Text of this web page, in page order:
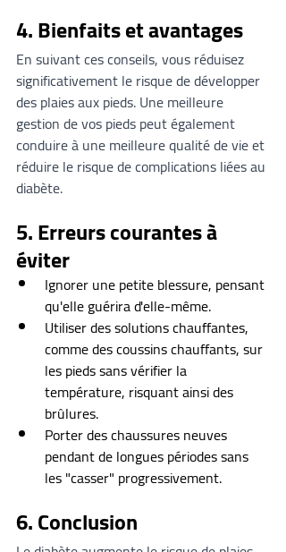
4. Bienfaits et avantages
En suivant ces conseils, vous réduisez
significativement le risque de développer
des plaies aux pieds. Une meilleure
gestion de vos pieds peut également
conduire à une meilleure qualité de vie et
réduire le risque de complications liées au
diabète.
5. Erreurs courantes à
éviter
Ignorer une petite blessure, pensant
qu'elle guérira d'elle-même.
Utiliser des solutions chauffantes,
comme des coussins chauffants, sur
les pieds sans vérifier la
température, risquant ainsi des
brûlures.
Porter des chaussures neuves
pendant de longues périodes sans
les "casser" progressivement.
6. Conclusion